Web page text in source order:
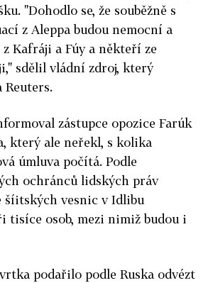
"Dohodlo se, že souběžně s
z Aleppa budou nemocní a
Kafráji a Fúy a někteří ze
sdělil vládní zdroj, který
Reuters.
zástupce opozice Farúk
který ale neřekl, s kolika
úmluva počítá. Podle
ochránců lidských práv
šíitských vesnic v Idlibu
tisíce osob, mezi nimiž budou i
podařilo podle Ruska odvézt